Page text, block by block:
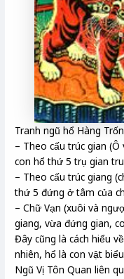
Tranh ngũ hổ Hàng
– Theo cấu trúc gian
con hổ thứ 5 trụ gian
– Theo cấu trúc giang
thứ 5 đứng ở tâm của
– Chữ Vạn (xuôi và
giang, vừa đứng gian,
Đây cũng là cách hiểu
nhiên, hổ là con vật
Ngũ Vị Tôn Quan liên